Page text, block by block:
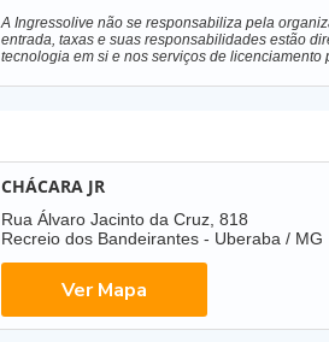
A Ingressolive não se responsabiliza pela
entrada, taxas e suas responsabilidades estão
tecnologia em si e nos serviços de licenciamento
CHÁCARA JR
Rua Álvaro Jacinto da Cruz, 818
Recreio dos Bandeirantes - Uberaba / MG